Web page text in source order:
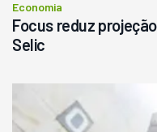
Economia
Focus reduz
Selic